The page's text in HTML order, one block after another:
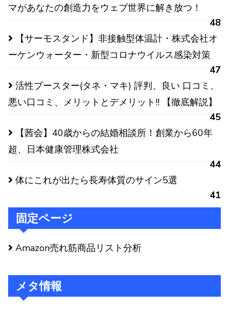
マがあなたの創造力をウェブ世界に解き放つ！
48
【サーモスタンド】非接触型体温計・株式会社オ
ーケンウォーター・新型コロナウイルス感染対策
47
活性ブースター(タネ・マキ) 評判、良い 口コミ、
悪い口コミ、メリットとデメリット!! 【徹底解説】
45
【茜会】40歳からの結婚相談所！創業から60年
超、日本健康管理株式会社
44
体にこれが出たら長寿体質のサイン5選
41
固定ページ
Amazon売れ筋商品リスト分析
メタ情報